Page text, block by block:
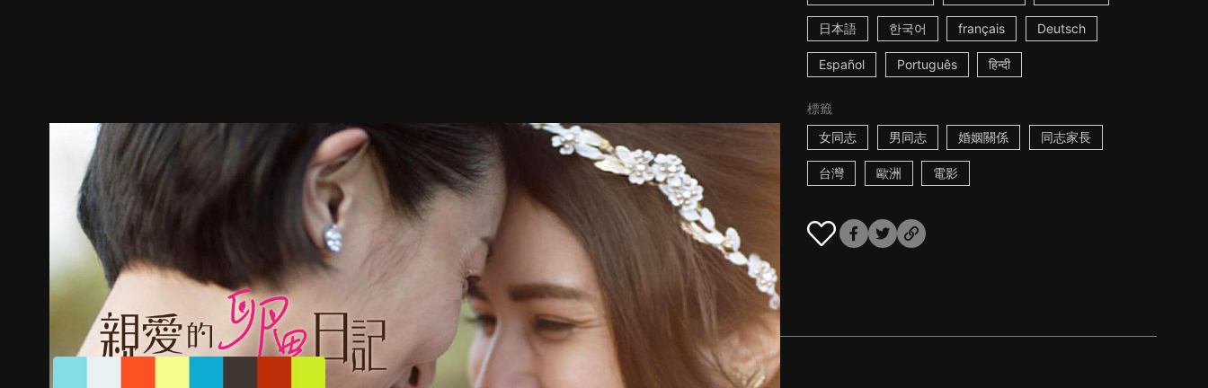
日本語 한국어 français Deutsch
Español Português हिन्दी
標籤
女同志
男同志 婚姻關係 同志家長
台灣 歐洲 電影
劇照 推薦影片 劇情介紹